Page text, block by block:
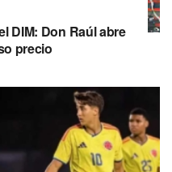
DIM: Don Raúl abre
precio